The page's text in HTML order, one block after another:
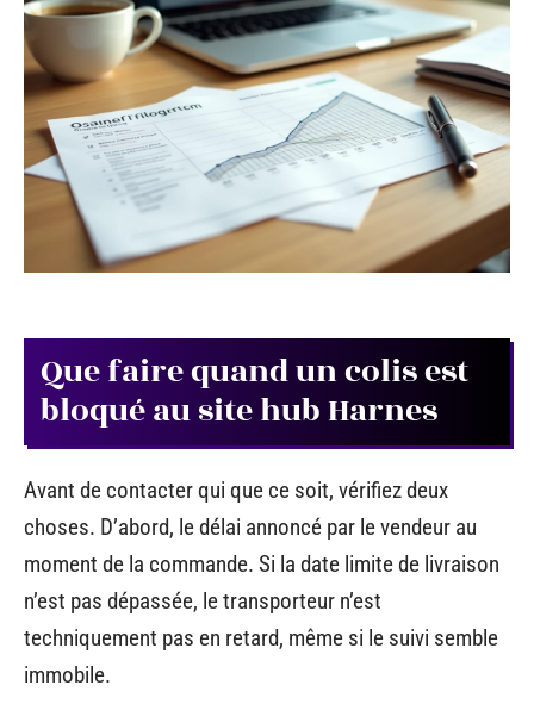
Que faire quand un colis est
bloqué au site hub Harnes
Avant de contacter qui que ce soit, vérifiez deux
choses. D’abord, le délai annoncé par le vendeur au
moment de la commande. Si la date limite de livraison
n’est pas dépassée, le transporteur n’est
techniquement pas en retard, même si le suivi semble
immobile.